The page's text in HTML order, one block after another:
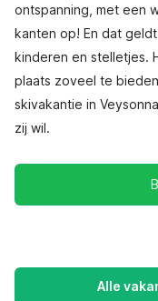
ontspanning, met een
kanten op! En dat
kinderen en stelletjes.
plaats zoveel te
skivakantie in
zij wil.
Alle